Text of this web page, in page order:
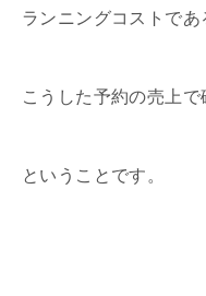
ランニングコストであ
こうした予約の売上で
ということです。